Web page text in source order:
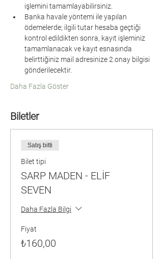
işlemini tamamlayabilirsiniz.
Banka havale yöntemi ile yapılan
ödemelerde; ilgili tutar hesaba geçtiği
kontrol edildikten sonra, kayıt işleminiz
tamamlanacak ve kayıt esnasında
belirttiğiniz mail adresinize 2.onay bilgisi
gönderilecektir.
Daha Fazla Göster
Biletler
Satış bitti
Bilet tipi
SARP MADEN - ELİF
SEVEN
Daha Fazla Bilgi
Fiyat
₺160,00